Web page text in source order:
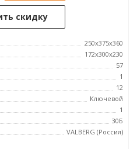
скидку
250x375x360
172x300x230
57
1
12
Ключевой
1
30Б
VALBERG (Россия)